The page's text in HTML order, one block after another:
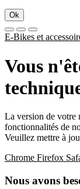
Ok
E-Bikes et
Vous
La version de votre
fonctionnalités de
Veuillez mettre à
Chrome Firefox
Nous avons